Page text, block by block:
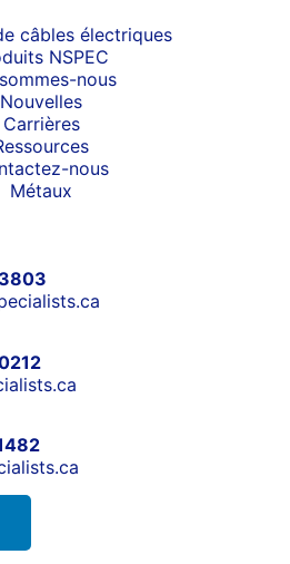
câbles électriques
NSPEC
nous
Nouvelles
Carrières
nous
Métaux